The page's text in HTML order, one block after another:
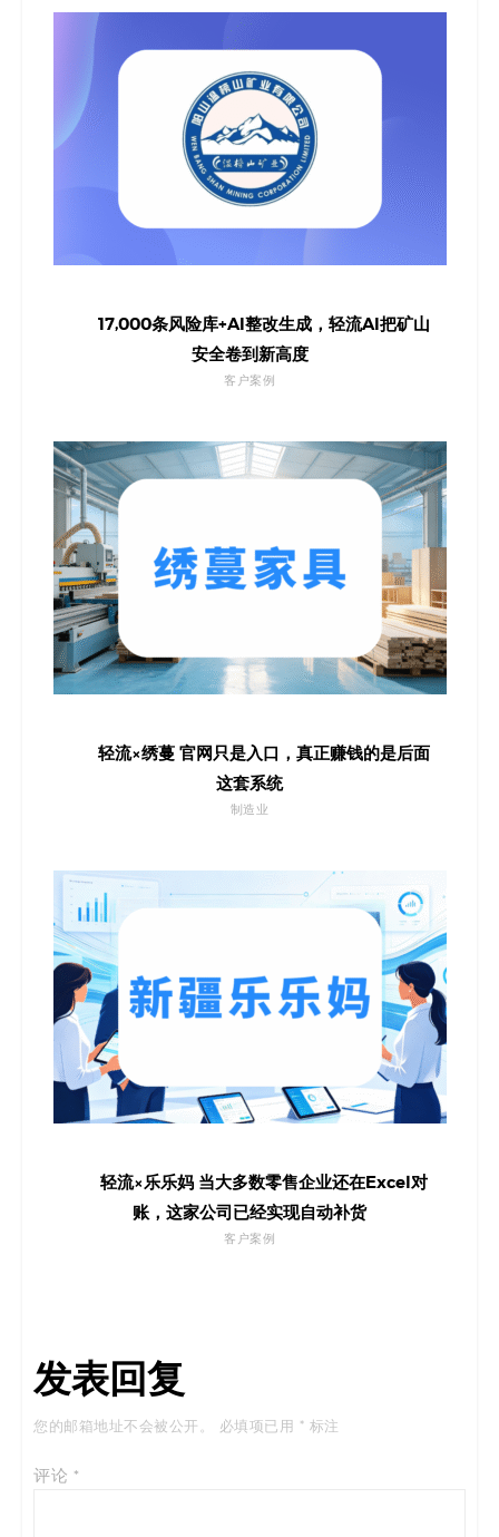
17,000条风险库+AI整改生成，轻流AI把矿山
安全卷到新高度
客户案例
轻流×绣蔓 官网只是入口，真正赚钱的是后面
这套系统
制造业
轻流×乐乐妈 当大多数零售企业还在Excel对
账，这家公司已经实现自动补货
客户案例
发表回复
您的邮箱地址不会被公开。 必填项已用 * 标注
评论 *